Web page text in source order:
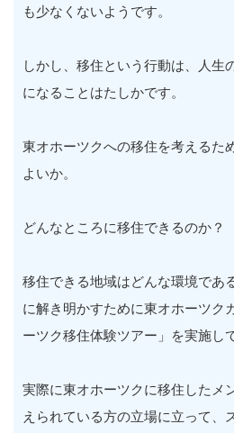
も少なくないようです。
しかし、移住という行動は、人生
になることはたしかです。
東オホーツクへの移住を考えるた
よいか。
どんなところに移住できるのか？
移住できる地域はどんな環境であ
に解き明かすために東オホーツク
ーツク移住体験ツアー」を実施し
実際に東オホーツクに移住したメ
えられている方の立場に立って、